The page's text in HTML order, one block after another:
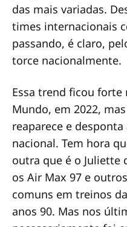
das mais variadas.
times internacionais
passando, é claro,
torce nacionalmente.
Essa trend ficou forte
Mundo, em 2022,
reaparece e
nacional. Tem hora
outra que é o Juliette
os Air Max 97 e
comuns em treinos
anos 90. Mas nos